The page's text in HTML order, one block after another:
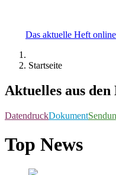
Das aktuelle Heft
Startseite
Aktuelles aus den
DatendruckDokument
Top News